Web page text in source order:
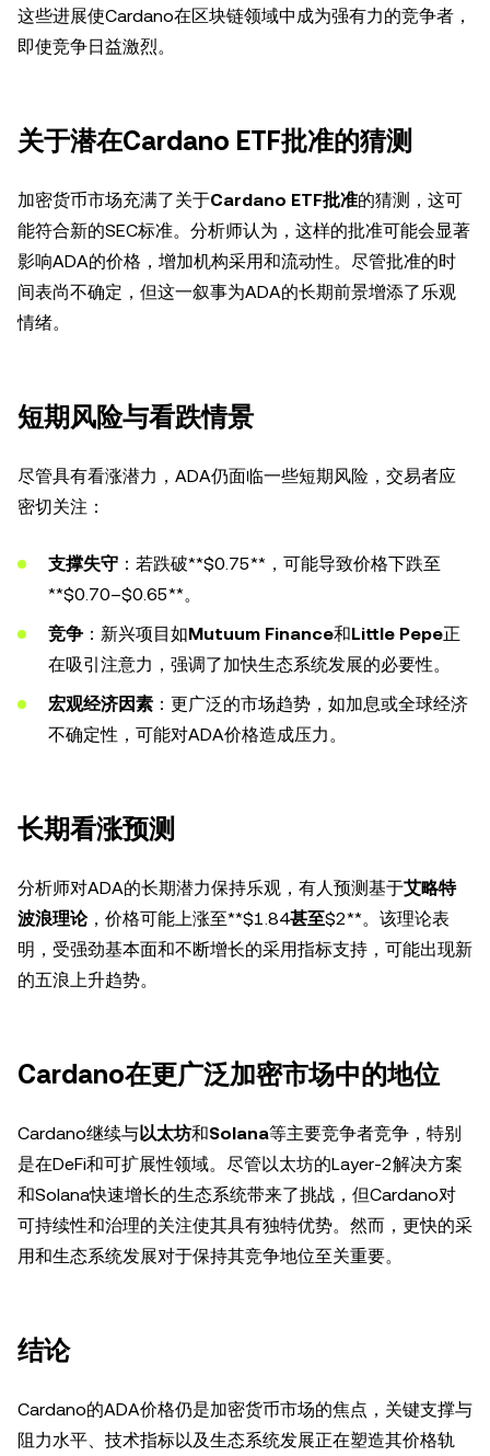
这些进展使Cardano在区块链领域中成为强有力的竞争者，
即使竞争日益激烈。
关于潜在Cardano ETF批准的猜测
加密货币市场充满了关于Cardano ETF批准的猜测，这可
能符合新的SEC标准。分析师认为，这样的批准可能会显著
影响ADA的价格，增加机构采用和流动性。尽管批准的时
间表尚不确定，但这一叙事为ADA的长期前景增添了乐观
情绪。
短期风险与看跌情景
尽管具有看涨潜力，ADA仍面临一些短期风险，交易者应
密切关注：
支撑失守 ：若跌破**$0.75**，可能导致价格下跌至
**$0.70–$0.65**。
竞争 ：新兴项目如Mutuum Finance和Little Pepe正
在吸引注意力，强调了加快生态系统发展的必要性。
宏观经济因素 ：更广泛的市场趋势，如加息或全球经济
不确定性，可能对ADA价格造成压力。
长期看涨预测
分析师对ADA的长期潜力保持乐观，有人预测基于艾略特
波浪理论，价格可能上涨至**$1.84甚至$2**。该理论表
明，受强劲基本面和不断增长的采用指标支持，可能出现新
的五浪上升趋势。
Cardano在更广泛加密市场中的地位
Cardano继续与以太坊和Solana等主要竞争者竞争，特别
是在DeFi和可扩展性领域。尽管以太坊的Layer-2解决方案
和Solana快速增长的生态系统带来了挑战，但Cardano对
可持续性和治理的关注使其具有独特优势。然而，更快的采
用和生态系统发展对于保持其竞争地位至关重要。
结论
Cardano的ADA价格仍是加密货币市场的焦点，关键支撑与
阻力水平、技术指标以及生态系统发展正在塑造其价格轨